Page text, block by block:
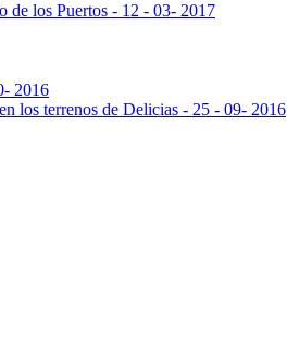
de los Puertos - 12 - 03- 2017
2016
los terrenos de Delicias - 25 - 09- 2016